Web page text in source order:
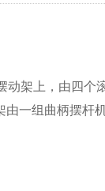
架上，由四个
一组曲柄摆杆